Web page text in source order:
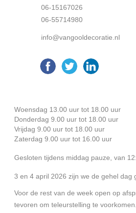
06-15167026
06-55714980
info@vangooldecoratie.nl
Woensdag 13.00 uur tot 18.00 uur
Donderdag 9.00 uur tot 18.00 uur
Vrijdag 9.00 uur tot 18.00 uur
Zaterdag 9.00 uur tot 16.00 uur
Gesloten tijdens middag pauze, van
3 en 4 april 2026 zijn we de gehel dag
Voor de rest van de week open op
tevoren om teleurstelling te voorkomen.